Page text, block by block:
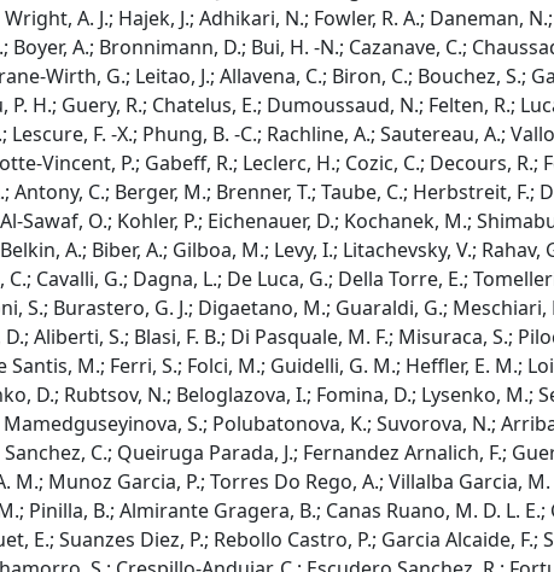
A. J.; Hajek, J.; Adhikari, N.; Fowler, R. A.; Daneman,
A.; Bronnimann, D.; Bui, H. -N.; Cazanave, C.;
Wirth, G.; Leitao, J.; Allavena, C.; Biron, C.; Bouchez, S.;
H.; Guery, R.; Chatelus, E.; Dumoussaud, N.; Felten, R.;
F. -X.; Phung, B. -C.; Rachline, A.; Sautereau, A.;
Vincent, P.; Gabeff, R.; Leclerc, H.; Cozic, C.; Decours, R.;
C.; Berger, M.; Brenner, T.; Taube, C.; Herbstreit, F.;
Sawaf, O.; Kohler, P.; Eichenauer, D.; Kochanek, M.;
A.; Biber, A.; Gilboa, M.; Levy, I.; Litachevsky, V.;
Cavalli, G.; Dagna, L.; De Luca, G.; Della Torre, E.;
S.; Burastero, G. J.; Digaetano, M.; Guaraldi, G.;
Aliberti, S.; Blasi, F. B.; Di Pasquale, M. F.; Misuraca, S.;
M.; Ferri, S.; Folci, M.; Guidelli, G. M.; Heffler, E. M.;
D.; Rubtsov, N.; Beloglazova, I.; Fomina, D.; Lysenko, M.;
S.; Polubatonova, K.; Suvorova, N.;
C.; Queiruga Parada, J.; Fernandez Arnalich, F.;
Munoz Garcia, P.; Torres Do Rego, A.; Villalba Garcia,
Pinilla, B.; Almirante Gragera, B.; Canas Ruano, M. D. L.
E.; Suanzes Diez, P.; Rebollo Castro, P.; Garcia Alcaide, F.;